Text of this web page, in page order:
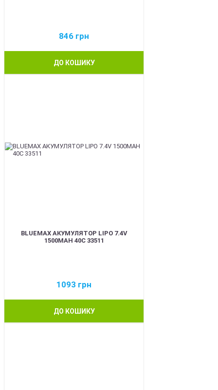
846 грн
ДО КОШИКУ
BLUEMAX АКУМУЛЯТОР LIPO 7.4V
1500MAH 40C 33511
1093 грн
ДО КОШИКУ